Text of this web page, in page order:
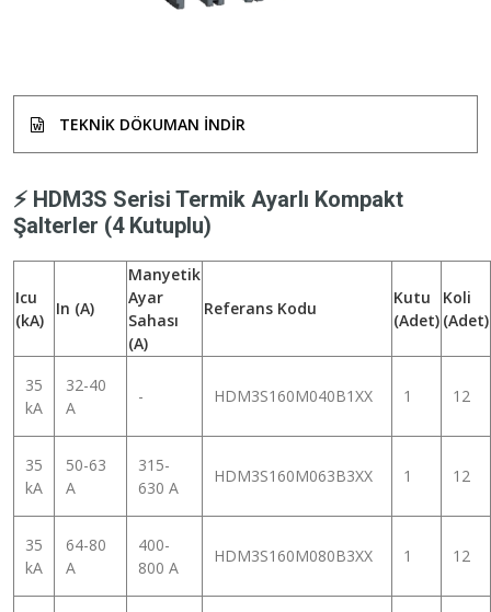
TEKNIK DÖKUMAN INDIR
⚡ HDM3S Serisi Termik Ayarlı Kompakt
Şalterler (4 Kutuplu)
Icu
(kA)
In (A)
Manyetik
Ayar
Sahası
(A)
Referans Kodu
Kutu
(Adet)
Koli
(Adet)
35
kA
32-40
A
- HDM3S160M040B1XX 1 12
35
kA
50-63
A
315-
630 A
HDM3S160M063B3XX 1 12
35
kA
64-80
A
400-
800 A
HDM3S160M080B3XX 1 12